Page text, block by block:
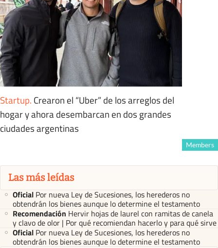
Startup. Crearon el “Uber” de los arreglos del
hogar y ahora desembarcan en dos grandes
ciudades argentinas
Members
Las más leídas
Oficial Por nueva Ley de Sucesiones, los herederos no
obtendrán los bienes aunque lo determine el testamento
Recomendación Hervir hojas de laurel con ramitas de canela
y clavo de olor | Por qué recomiendan hacerlo y para qué sirve
Oficial Por nueva Ley de Sucesiones, los herederos no
obtendrán los bienes aunque lo determine el testamento